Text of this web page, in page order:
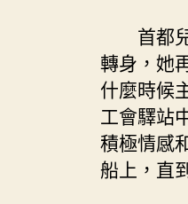
首都
轉身，她
什麼時候
工會驛站
積極情感
船上，直